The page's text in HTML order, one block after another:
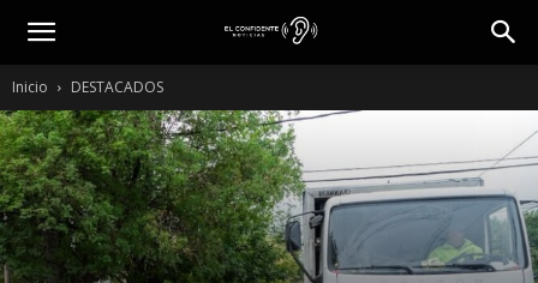
Inicio DESTACADOS